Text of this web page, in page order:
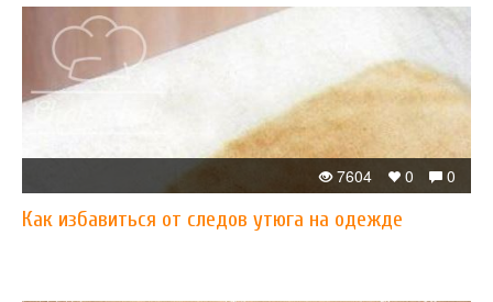
0
0
7604
Как избавиться от следов утюга на одежде